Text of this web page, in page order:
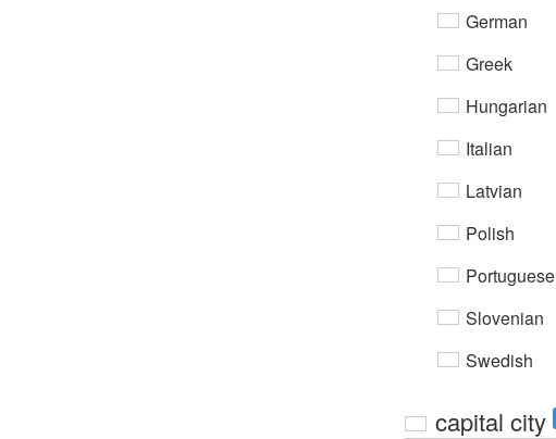
German
Greek
Hungarian
Italian
Latvian
Polish
Portuguese
Slovenian
Swedish
capital city